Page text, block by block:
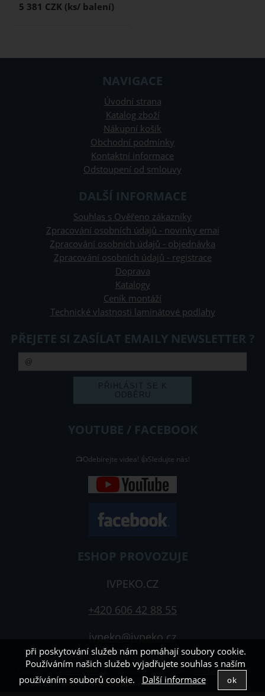
5 381 CZK
NAVIGACE
Úvodní strana
Katalog zboží
Nákupní košík
Obchodní podmínky
Kontaktní informace
Odstoupení od smlouvy
DALŠÍ INFORMACE
Souhlas s Ověřeno zákazníky
Zpracování osobních údajů - novinky emai
Zpracování osobních údajů - objednávka
Zpracování osobních údajů - registrace
Doprava
Katalogy
Ceník montáží
Technické vlastnosti laminátové podlahy
PŘEJETE SI ZASÍLAT EMAILY NEWSLETTER ?
YOUTUBE / FACEBOOK
📺Odebírejte videa! 👍Sledujte nás!
ESHOP PROVOZUJE
IVPEKO.CZ
+420 606 42 88 55
ivpeko@ivpeko.cz
provozováno na systému
tvorba e-
shopuapronájem e-shopuShop5.cz
při poskytování služeb nám pomáhají soubory cookie.
Používáním našich služeb vyjadřujete souhlas s naším
používáním souborů cookie. Další informace